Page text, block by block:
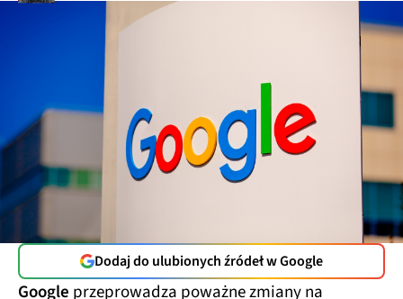
Dodaj do ulubionych źródeł w Google
Google przeprowadza poważne zmiany na